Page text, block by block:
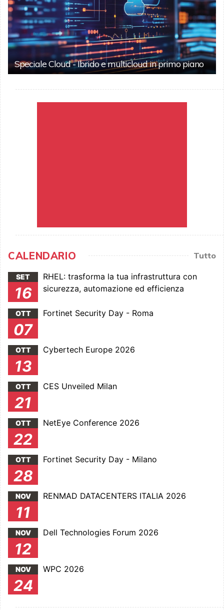
Speciale Cloud - Ibrido e multicloud in primo piano
CALENDARIO Tutto
SET
16
RHEL: trasforma la tua infrastruttura con
sicurezza, automazione ed efficienza
OTT
07
Fortinet Security Day - Roma
OTT
13
Cybertech Europe 2026
OTT
21
CES Unveiled Milan
OTT
22
NetEye Conference 2026
OTT
28
Fortinet Security Day - Milano
NOV
11
RENMAD DATACENTERS ITALIA 2026
NOV
12
Dell Technologies Forum 2026
NOV
24
WPC 2026